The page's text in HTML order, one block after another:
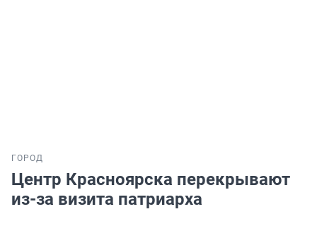
ГОРОД
Центр Красноярска перекрывают
из-за визита патриарха